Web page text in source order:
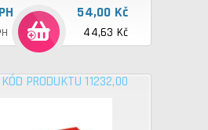
54,00 Kč
44,63 Kč
KÓD PRODUKTU 11232,00